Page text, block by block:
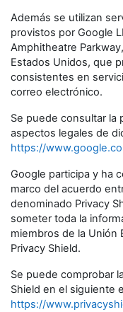
Además se utilizan
provistos por Google
Amphitheatre
Estados Unidos, que
consistentes en
correo electrónico.
Se puede consultar la
aspectos legales de
https://
Google participa y ha
marco del acuerdo
denominado Privacy
someter toda la
miembros de la Unión
Privacy Shield.
Se puede comprobar
Shield en el siguiente
https://